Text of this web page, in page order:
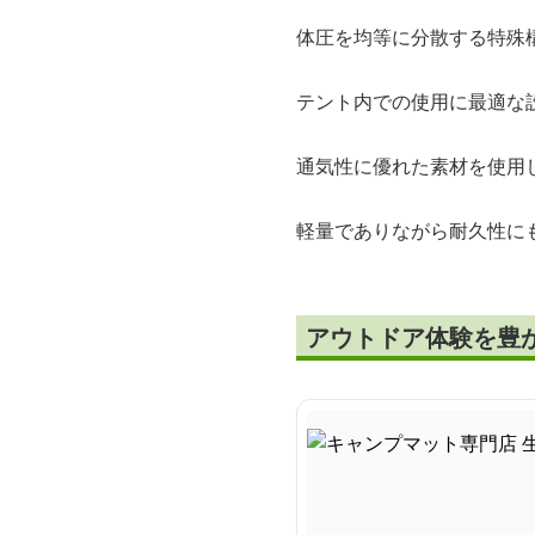
体圧を均等に分散する特
テント内での使用に最適
通気性に優れた素材を使
軽量でありながら耐久性
アウトドア体験を豊